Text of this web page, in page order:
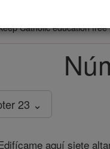
this mission. But fewer
Catholic education
23 ⌄
aquí siete